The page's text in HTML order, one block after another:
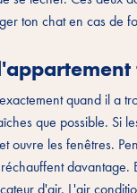
ton chat en cas de
quand il a
que possible. Si
ouvre les fenêtres.
d'air. L'air